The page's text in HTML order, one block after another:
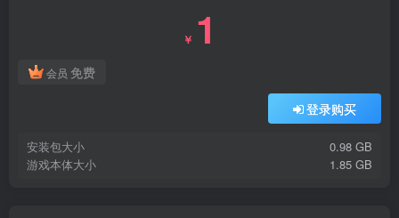
￥ 1
会员 免费
登录购买
安装包大小
0.98 GB
游戏本体大小
1.85 GB